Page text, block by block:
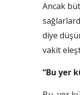
Ancak
diye
vakit
“Bu yer